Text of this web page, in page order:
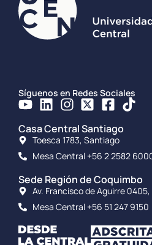
Síguenos en Redes Sociales
Casa Central Santiago
Toesca 1783, Santiago
Mesa Central +56 2 2582
Sede Región de Coquimbo
Av. Francisco de Aguirre 0405,
Mesa Central +56 51 247 9150